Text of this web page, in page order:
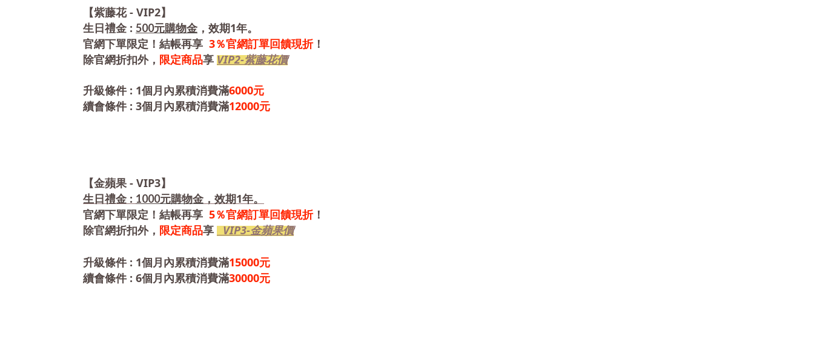
【紫藤花- VIP2】
生日禮金 : 500元購物金 ，效期1年。
官網下單限定！結帳再享 3％官網訂單回饋現折！
除官網折扣外， 限定商品享 VIP2-紫藤花價
升級條件: 1個月內累積消費滿6000元
續會條件: 3個月內累積消費滿12000元
【金蘋果- VIP3】
生日禮金 : 1000元購物金 ，效期1年。
官網下單限定！結帳再享 5％官網訂單回饋現折！
除官網折扣外， 限定商品享 VIP3-金蘋果價
升級條件: 1個月內累積消費滿15000元
續會條件: 6個月內累積消費滿30000元